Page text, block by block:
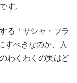
す。
る「サシャ・ブラ
すべきなのか、入
わくわくの実はど